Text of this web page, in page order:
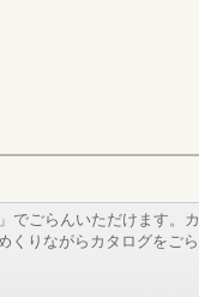
でごらんいただけます。カ
くりながらカタログをごら